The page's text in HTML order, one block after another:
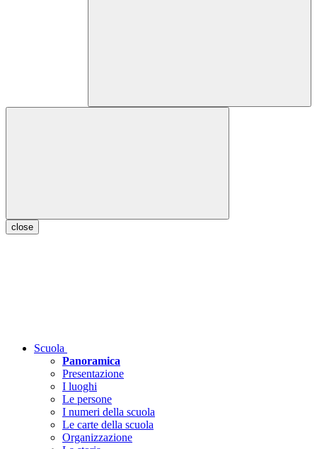
close
Scuola
Panoramica
Presentazione
I luoghi
Le persone
I numeri della scuola
Le carte della scuola
Organizzazione